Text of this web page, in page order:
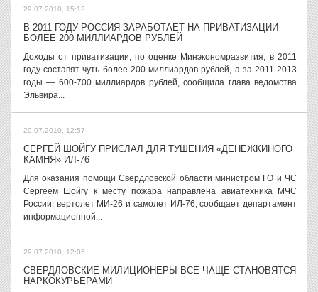
29.07.2010, 15:12
В 2011 ГОДУ РОССИЯ ЗАРАБОТАЕТ НА ПРИВАТИЗАЦИИ
БОЛЕЕ 200 МИЛЛИАРДОВ РУБЛЕЙ
Доходы от приватизации, по оценке Минэкономразвития, в 2011
году составят чуть более 200 миллиардов рублей, а за 2011-2013
годы — 600-700 миллиардов рублей, сообщила глава ведомства
Эльвира...
29.07.2010, 12:57
СЕРГЕЙ ШОЙГУ ПРИСЛАЛ ДЛЯ ТУШЕНИЯ «ДЕНЕЖКИНОГО
КАМНЯ» ИЛ-76
Для оказания помощи Свердловской области министром ГО и ЧС
Сергеем Шойгу к месту пожара направлена авиатехника МЧС
России: вертолет МИ-26 и самолет ИЛ-76, сообщает департамент
информационной...
29.07.2010, 12:05
СВЕРДЛОВСКИЕ МИЛИЦИОНЕРЫ ВСЕ ЧАЩЕ СТАНОВЯТСЯ
НАРКОКУРЬЕРАМИ